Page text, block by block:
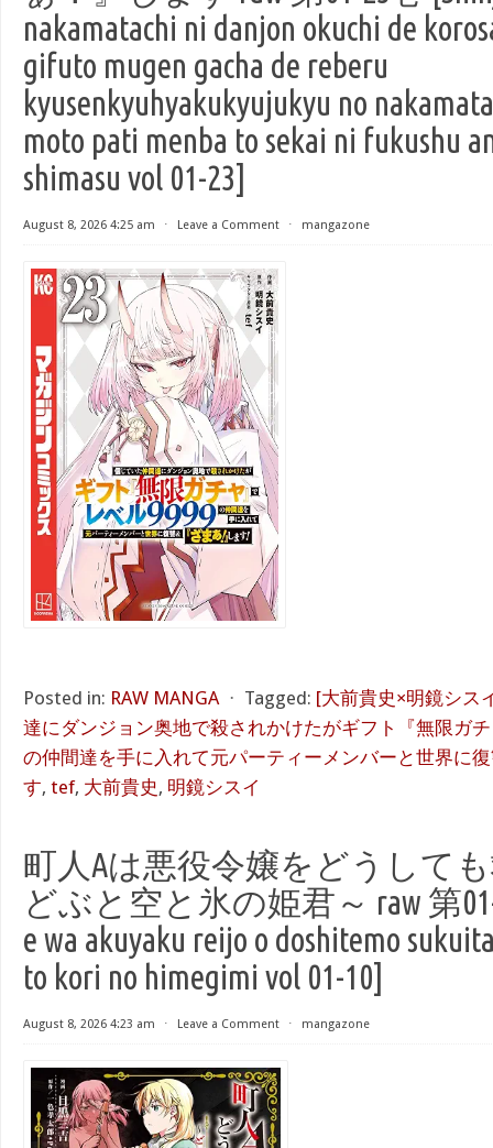
nakamatachi ni danjon okuchi de
gifuto mugen gacha de reberu
kyusenkyuhyakukyujukyu no
moto pati menba to sekai ni fukushu
shimasu vol 01-23]
August 8, 2026 4:25 am ⋅ Leave a Comment ⋅ mangazone
Posted in: RAW MANGA ⋅ Tagged: [大前貴史×明鏡シス
達にダンジョン奥地で殺されかけたがギフト『無限ガ
の仲間達を手に入れて元パーティーメンバーと世界に
す, tef, 大前貴史, 明鏡シスイ
町人Aは悪役令嬢をどうして
どぶと空と氷の姫君～ raw 第
e wa akuyaku reijo o doshitemo
to kori no himegimi vol 01-10]
August 8, 2026 4:23 am ⋅ Leave a Comment ⋅ mangazone